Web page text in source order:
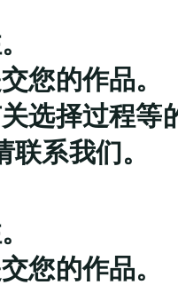
您的作品。
选择过程等
系我们。
您的作品。